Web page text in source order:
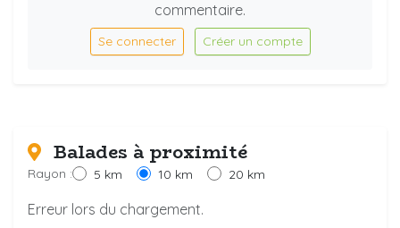
commentaire.
Se connecter Créer un compte
Balades à proximité
Rayon : 5 km 10 km 20 km
Erreur lors du chargement.